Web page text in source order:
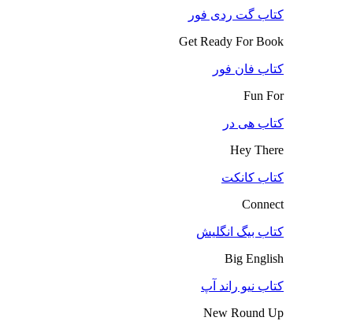
کتاب گت ردی فور
Get Ready For Book
کتاب فان فور
Fun For
کتاب هی در
Hey There
کتاب کانکت
Connect
کتاب بیگ انگلیش
Big English
کتاب نیو راند آپ
New Round Up